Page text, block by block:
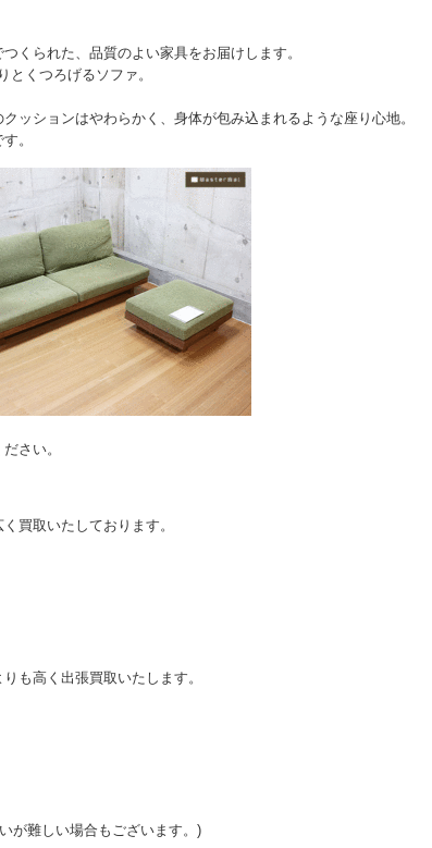
くられた、品質のよい家具をお届けします。
とくつろげるソファ。
ッションはやわらかく、身体が包み込まれるような座り心地。
。
さい。
買取いたしております。
も高く出張買取いたします。
が難しい場合もございます。)